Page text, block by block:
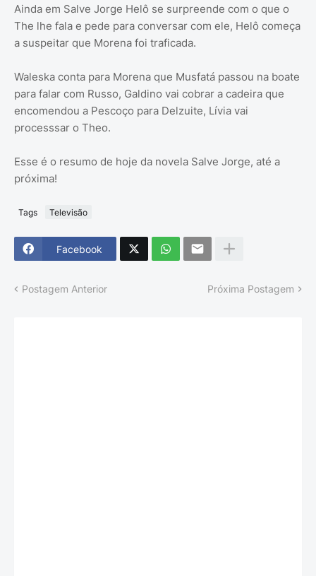
Ainda em Salve Jorge Helô se surpreende com o que o
The lhe fala e pede para conversar com ele, Helô começa
a suspeitar que Morena foi traficada.
Waleska conta para Morena que Musfatá passou na boate
para falar com Russo, Galdino vai cobrar a cadeira que
encomendou a Pescoço para Delzuite, Lívia vai
processsar o Theo.
Esse é o resumo de hoje da novela Salve Jorge, até a
próxima!
Tags Televisão
Facebook
Postagem Anterior Próxima Postagem